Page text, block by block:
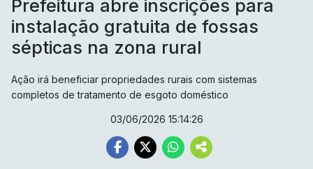
Prefeitura abre inscrições para
instalação gratuita de fossas
sépticas na zona rural
Ação irá beneficiar propriedades rurais com sistemas
completos de tratamento de esgoto doméstico
03/06/2026 15:14:26